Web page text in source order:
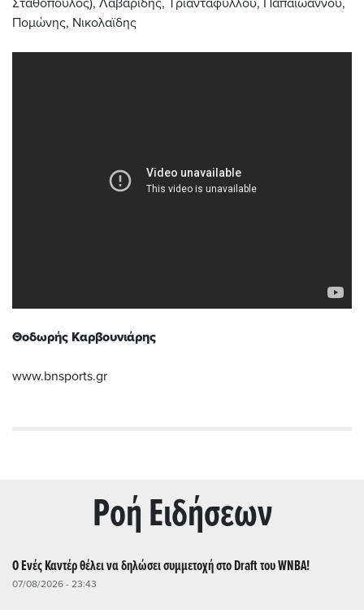
Σταθόπουλος), Λαβαρίδης, Τριανταφύλλου, Παπαϊωάννου,
Πομώνης, Νικολαϊδης
Θοδωρής Καρβουνιάρης
www.bnsports.gr
Ρoή Ειδήσεων
Ο Ενές Καντέρ θέλει να δηλώσει συμμετοχή στο Draft του WNBA!
07/08/2026 - 23:43